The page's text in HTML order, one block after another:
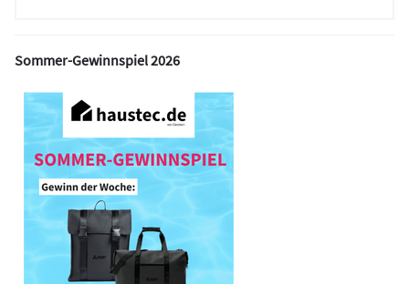
Sommer-Gewinnspiel 2026